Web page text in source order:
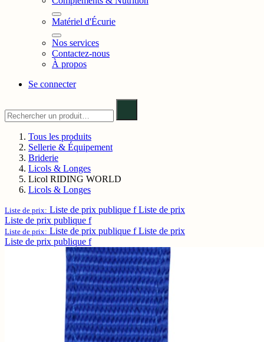
Matériel d'Écurie
Nos services
Contactez-nous
À propos
Se connecter
Tous les produits
Sellerie & Équipement
Briderie
Licols & Longes
Licol RIDING WORLD
Licols & Longes
Liste de prix: Liste de prix publique f Liste de prix
Liste de prix publique f
Liste de prix: Liste de prix publique f Liste de prix
Liste de prix publique f